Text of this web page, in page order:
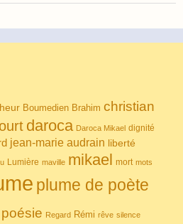
Boumedien Brahim christian
daroca Daroca Mikael dignité
jean-marie audrain liberté
Lumière maville mikael mort mots
plume de poète
poésie Regard Rémi rêve silence